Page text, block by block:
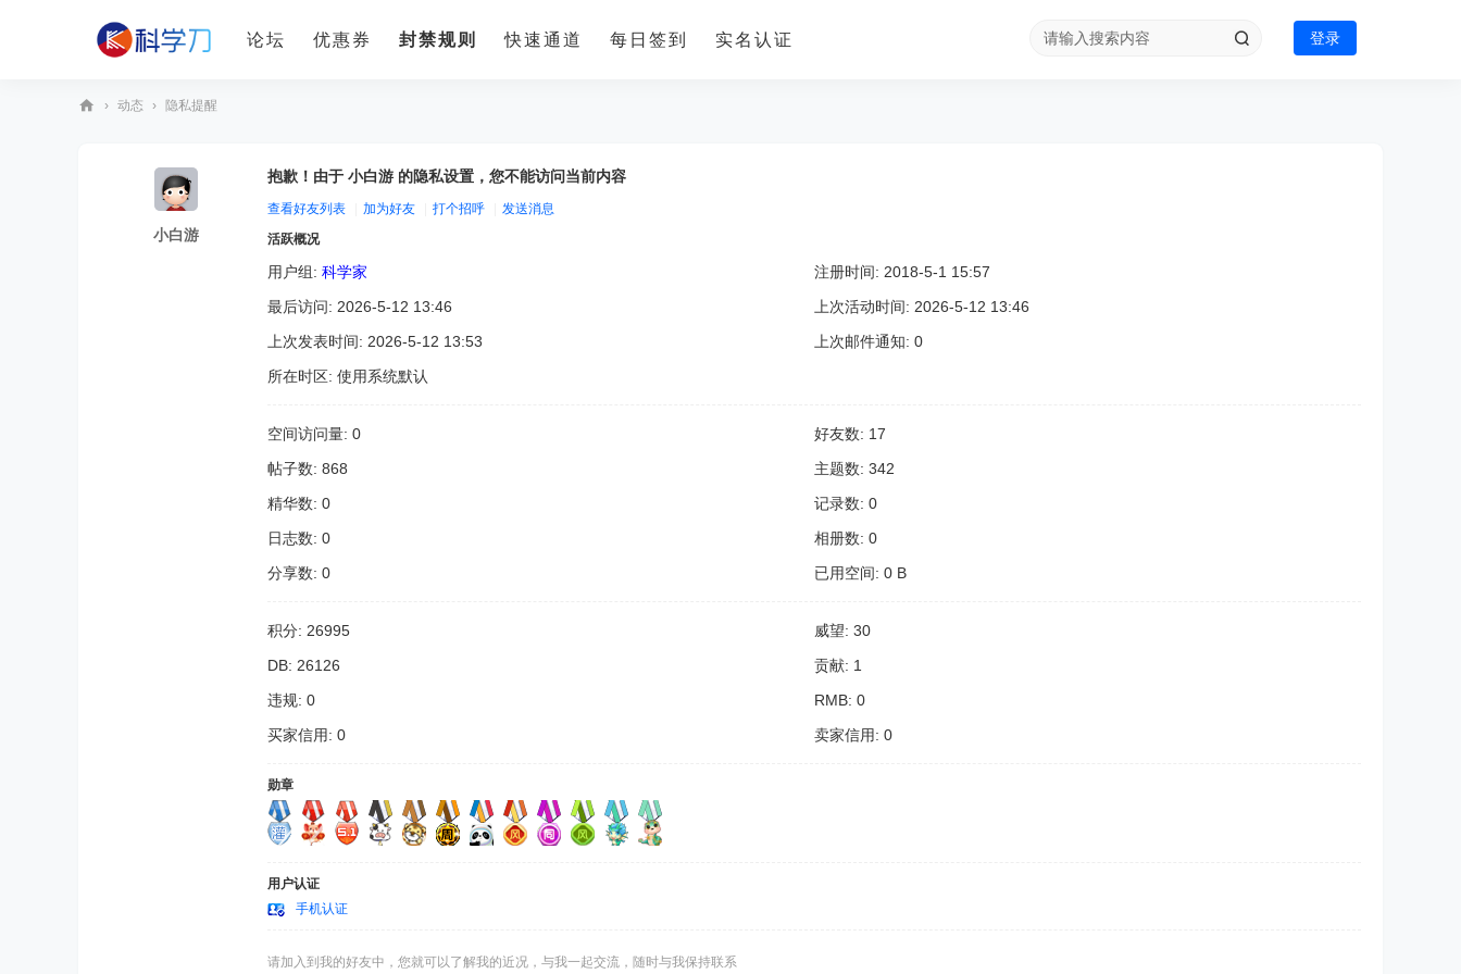
论坛 优惠券 封禁规则 快速通道 每日签到 实名认证 登录
› 动态 › 隐私提醒
小白游
抱歉！由于 小白游 的隐私设置，您不能访问当前内容
查看好友列表 加为好友 打个招呼
发送消息
活跃概况
用户组: 科学家
注册时间: 2018-5-1 15:57
最后访问: 2026-5-12 13:46
上次活动时间: 2026-5-12 13:46
上次发表时间: 2026-5-12 13:53
上次邮件通知: 0
所在时区: 使用系统默认
空间访问量: 0
好友数: 17
帖子数: 868
主题数: 342
精华数: 0
记录数: 0
日志数: 0
相册数: 0
分享数: 0
已用空间: 0 B
积分: 26995
威望: 30
DB: 26126
贡献: 1
违规: 0
RMB: 0
买家信用: 0
卖家信用: 0
勋章
用户认证
手机认证
请加入到我的好友中，您就可以了解我的近况，与我一起交流，随时与我保持联系